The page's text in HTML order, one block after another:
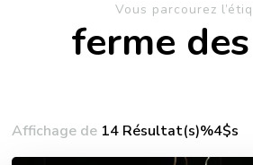
Vous parcourez
ferme
Affichage de 14 Résultat(s)%4$s